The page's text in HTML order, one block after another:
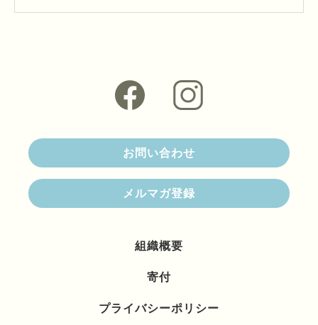
お問い合わせ
メルマガ登録
組織概要
寄付
プライバシーポリシー